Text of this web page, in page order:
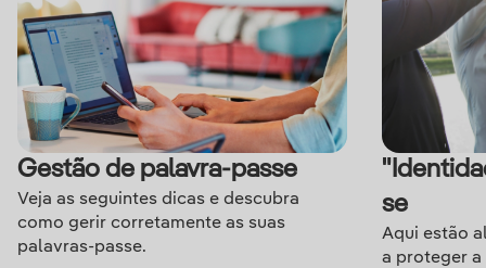
Gestão de palavra-passe
Veja as seguintes dicas e descubra
como gerir corretamente as suas
palavras-passe.
se
Aqui estão
a proteger